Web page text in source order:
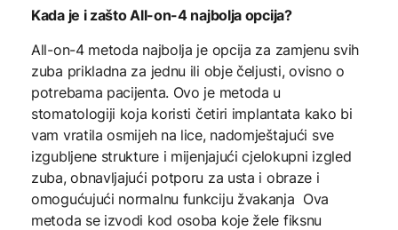
Kada je i zašto All-on-4 najbolja opcija?
All-on-4 metoda najbolja je opcija za zamjenu svih
zuba prikladna za jednu ili obje čeljusti, ovisno o
potrebama pacijenta. Ovo je metoda u
stomatologiji koja koristi četiri implantata kako bi
vam vratila osmijeh na lice, nadomještajući sve
izgubljene strukture i mijenjajući cjelokupni izgled
zuba, obnavljajući potporu za usta i obraze i
omogućujući normalnu funkciju žvakanja Ova
metoda se izvodi kod osoba koje žele fiksnu